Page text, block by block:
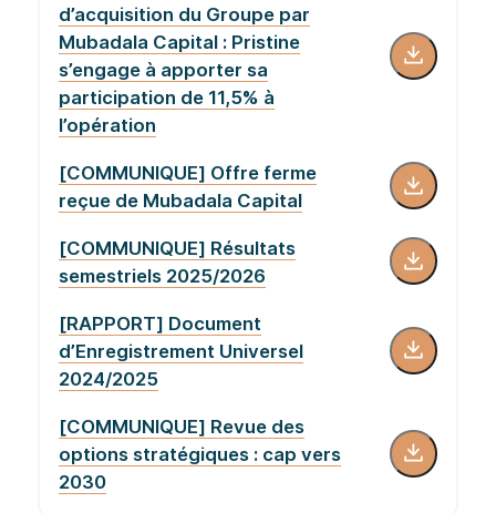
[COMMUNIQUE] Projet
d’acquisition du Groupe par
Mubadala Capital : Pristine
s’engage à apporter sa
participation de 11,5% à
l’opération
[COMMUNIQUE] Offre ferme
reçue de Mubadala Capital
[COMMUNIQUE] Résultats
semestriels 2025/2026
[RAPPORT] Document
d’Enregistrement Universel
2024/2025
[COMMUNIQUE] Revue des
options stratégiques : cap vers